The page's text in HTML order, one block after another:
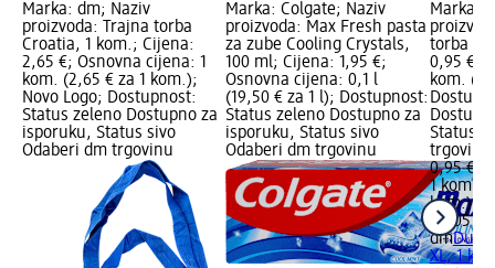
Marka: dm; Naziv
proizvoda: Trajna torba
Croatia, 1 kom.; Cijena:
2,65 €; Osnovna cijena: 1
kom. (2,65 € za 1 kom.);
Novo Logo; Dostupnost:
Status zeleno Dostupno za
isporuku, Status sivo
Odaberi dm trgovinu
Marka: Colgate; Naziv
proizvoda: Max Fresh pasta
za zube Cooling Crystals,
100 ml; Cijena: 1,95 €;
Osnovna cijena: 0,1 l
(19,50 € za 1 l); Dostupnost:
Status zeleno Dostupno za
isporuku, Status sivo
Odaberi dm trgovinu
Marka:
torba –
0,95 €;
kom.
Status
trgovinu
0,95 €
1 kom.
kom.)
dm
XL, 1